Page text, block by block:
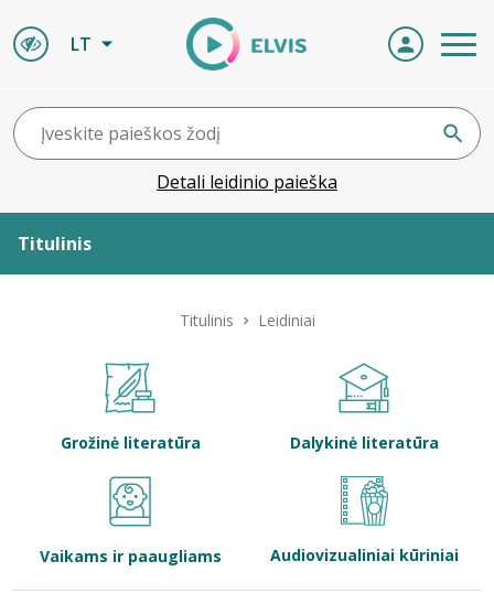
LT
Detali leidinio paieška
Titulinis
Bibliotekoms
Titulinis Leidiniai
Grožinė literatūra Dalykinė literatūra
Vaikams ir paaugliams Audiovizualiniai kūriniai